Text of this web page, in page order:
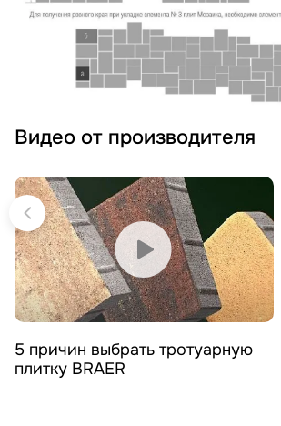
Видео от производителя
Смотреть видео
5 причин выбрать тротуарную
плитку BRAER